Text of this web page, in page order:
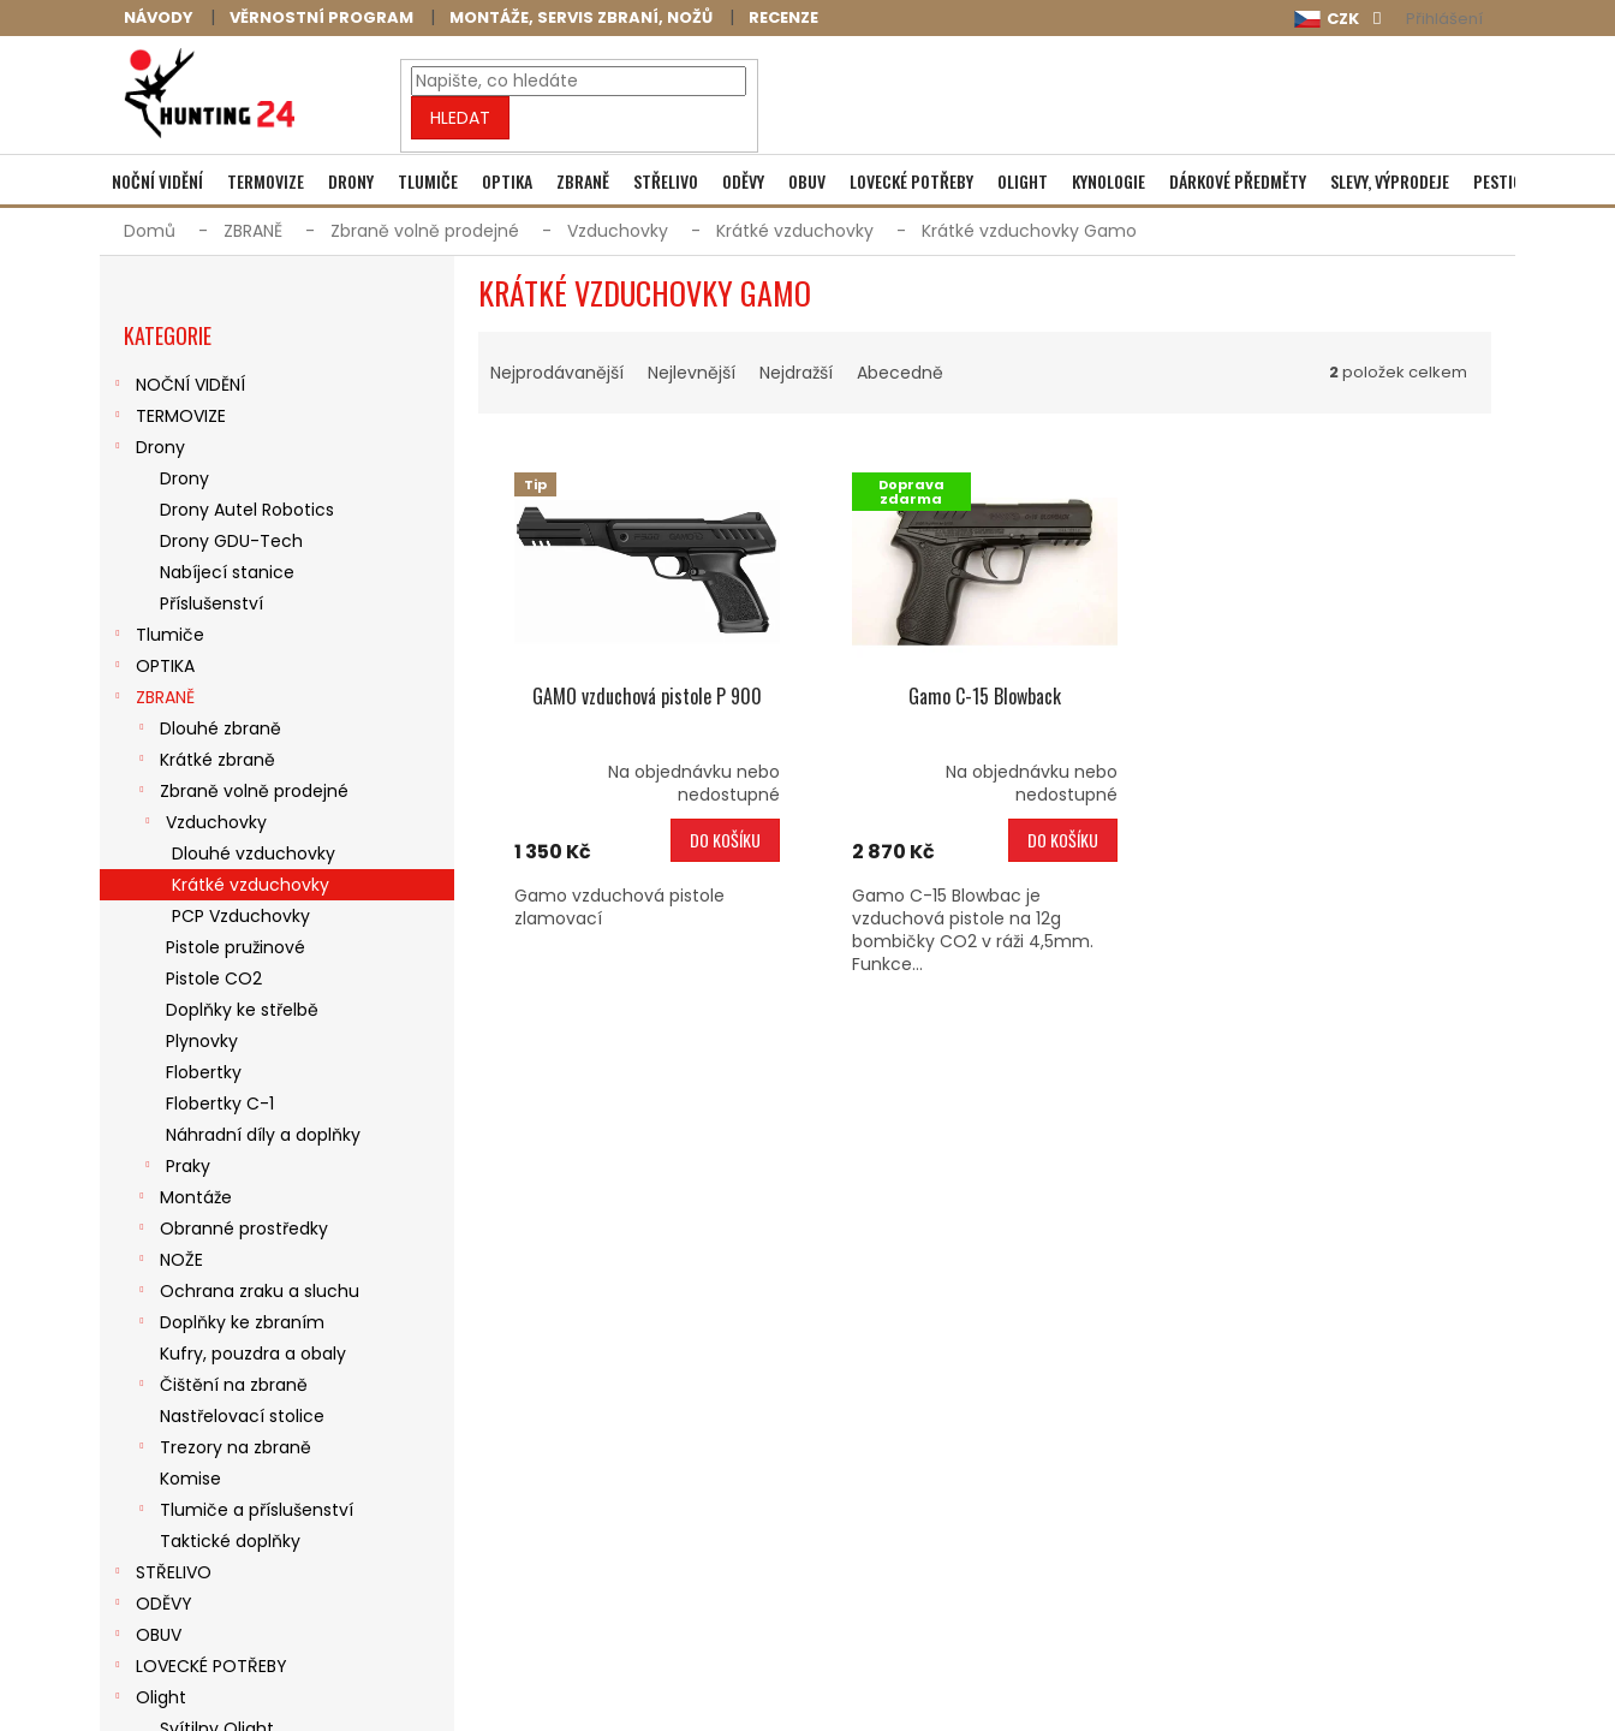
na
NÁVODY VĚRNOSTNÍ PROGRAM MONTÁŽE, SERVIS ZBRANÍ, NOŽŮ RECENZE CZK Přihlášení
HLEDAT
NÁKUPNÍ
KOŠÍK
Prázdný košík
NOČNÍ VIDĚNÍ TERMOVIZE DRONY TLUMIČE OPTIKA ZBRANĚ STŘELIVO ODĚVY OBUV LOVECKÉ POTŘEBY OLIGHT KYNOLOGIE DÁRKOVÉ PŘEDMĚTY SLEVY, VÝPRODEJE PESTICIDY
Domů ZBRANĚ Zbraně volně prodejné Vzduchovky Krátké vzduchovky Krátké vzduchovky Gamo
P
kategorie
KATEGORIE
NOČNÍ VIDĚNÍ
TERMOVIZE
Drony
Drony
Drony Autel Robotics
Drony GDU-Tech
Nabíjecí stanice
Příslušenství
Tlumiče
OPTIKA
ZBRANĚ
Dlouhé zbraně
Krátké zbraně
Zbraně volně prodejné
Vzduchovky
Dlouhé vzduchovky
Krátké vzduchovky
PCP Vzduchovky
Pistole pružinové
Pistole CO2
Doplňky ke střelbě
Plynovky
Flobertky
Flobertky C-1
Náhradní díly a doplňky
Praky
Montáže
Obranné prostředky
NOŽE
Ochrana zraku a sluchu
Doplňky ke zbraním
Kufry, pouzdra a obaly
Čištění na zbraně
Nastřelovací stolice
Trezory na zbraně
Komise
Tlumiče a příslušenství
Taktické doplňky
STŘELIVO
ODĚVY
OBUV
LOVECKÉ POTŘEBY
Olight
KRÁTKÉ VZDUCHOVKY GAMO
Nejprodávanější Nejlevnější Nejdražší Abecedně 2položek celkem
Tip
GAMO vzduchová pistole P 900
Na objednávku nebo
nedostupné
1 350 Kč DO KOŠÍKU
Gamo vzduchová pistole
zlamovací
Doprava
zdarma
Gamo C-15 Blowback
Na objednávku nebo
nedostupné
2 870 Kč DO KOŠÍKU
Gamo C-15 Blowbac je
vzduchová pistole na 12g
bombičky CO2 v ráži 4,5mm.
Funkce...